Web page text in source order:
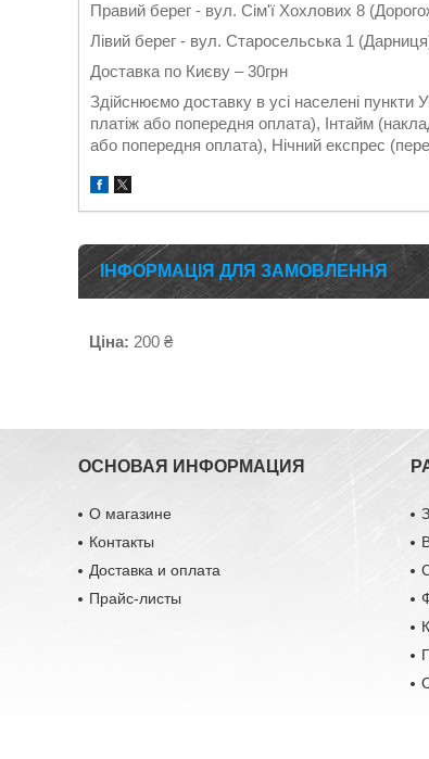
Правий берег - вул. Сім'ї Хохлових 8
Лівий берег - вул. Старосельська 1
Доставка по Києву – 30грн
Здійснюємо доставку в усі населені
платіж або попередня оплата), Інтайм
або попередня оплата), Нічний експрес
ІНФОРМАЦІЯ ДЛЯ ЗАМОВЛЕННЯ
Ціна: 200 ₴
ОСНОВАЯ ИНФОРМАЦИЯ
О магазине
Контакты
Доставка и оплата
Прайс-листы